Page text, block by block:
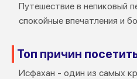
Путешествие в непиковый
спокойные впечатления и
Топ причин
Исфахан - один из самых